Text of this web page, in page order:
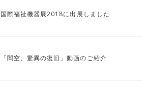
国際福祉機器展2018に出展しました
「関空、驚異の復旧」動画のご紹介